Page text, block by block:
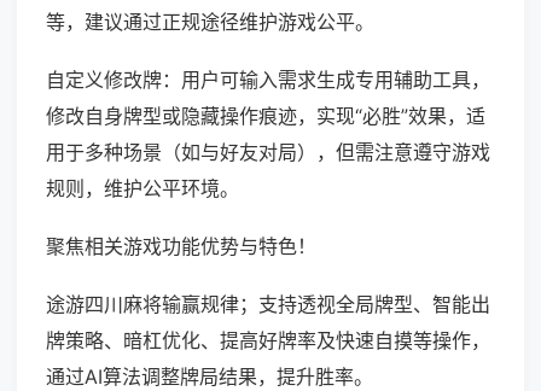
等，建议通过正规途径维护游戏公平。
自定义修改牌：用户可输入需求生成专用辅助工具，
修改自身牌型或隐藏操作痕迹，实现“必胜”效果，适
用于多种场景（如与好友对局），但需注意遵守游戏
规则，维护公平环境。
聚焦相关游戏功能优势与特色！
途游四川麻将输赢规律；支持透视全局牌型、智能出
牌策略、暗杠优化、提高好牌率及快速自摸等操作，
通过AI算法调整牌局结果，提升胜率。